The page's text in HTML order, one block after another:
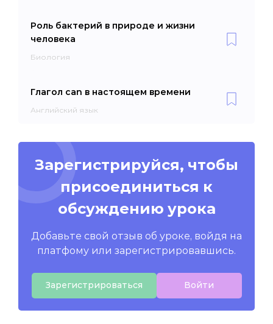
Роль бактерий в природе и жизни
человека
Биология
Глагол can в настоящем времени
Английский язык
Зарегистрируйся, чтобы
присоединиться к
обсуждению урока
Добавьте свой отзыв об уроке, войдя на
платфому или зарегистрировавшись.
Зарегистрироваться Войти